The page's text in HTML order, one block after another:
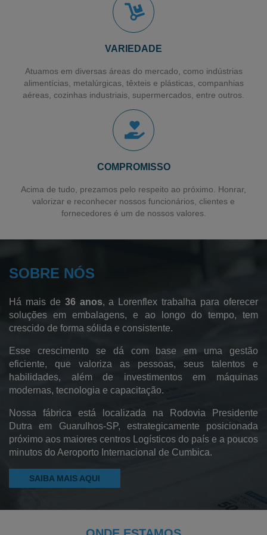
Sacos Plásticos para Talher
Sacos Plásticos Recicláveis
Sacos Plásticos Personalizados
Sacos em Polietileno de Alta Densidade
Fábrica de Sacos Hamper
Sacos de Polietileno
Sacos Sanfonados
Sacos Plásticos
Saco Cristal
Saco Canela
VARIEDADE
Atuamos em diversas áreas do mercado, como indústrias
alimentícias, metalúrgicas, têxteis e plásticas, companhias
aéreas, cozinhas industriais, supermercados, entre outros.
COMPROMISSO
Acima de tudo, prezamos pelo respeito ao próximo. Honrar,
valorizar e reconhecer nossos funcionários, clientes e
fornecedores é um de nossos valores.
SOBRE NÓS
Há mais de 36 anos, a Lorenflex trabalha para oferecer
soluções em embalagens, e ao longo do tempo, tem
crescido de forma sólida e consistente.
Esse crescimento se dá com base em uma gestão
eficiente, que valoriza as pessoas, seus talentos e
habilidades, além de investimentos em máquinas
modernas, tecnologia e capacitação.
Nossa fábrica está localizada na Rodovia Presidente
Dutra em Guarulhos-SP, estrategicamente posicionada
próximo aos maiores centros Logísticos do país e a poucos
minutos do Aeroporto Internacional de Cumbica.
SAIBA MAIS AQUI